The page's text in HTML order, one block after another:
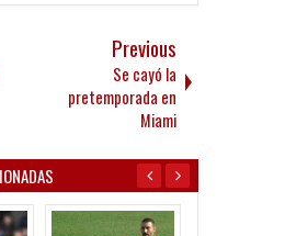
Previous
Se cayó la
pretemporada en
Miami